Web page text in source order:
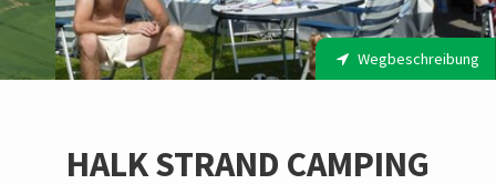
Wegbeschreibung
HALK STRAND CAMPING